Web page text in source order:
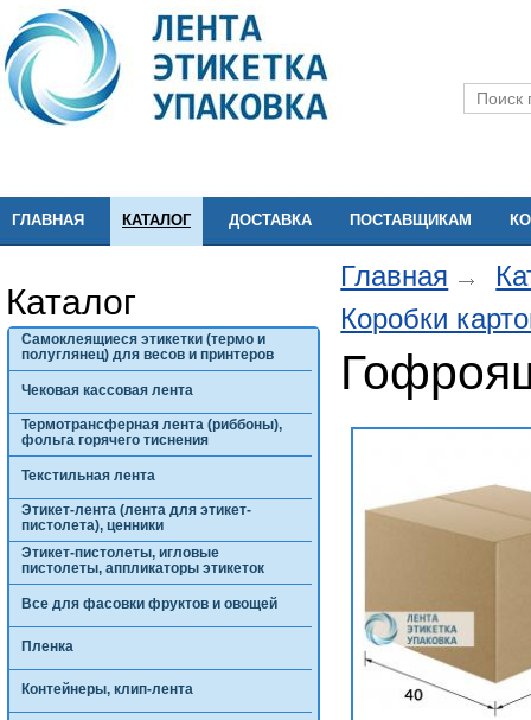
ГЛАВНАЯ КАТАЛОГ ДОСТАВКА ПОСТАВЩИКАМ
Каталог
Самоклеящиеся этикетки (термо и
полуглянец) для весов и принтеров
Чековая кассовая лента
Термотрансферная лента (риббоны),
фольга горячего тиснения
Текстильная лента
Этикет-лента (лента для этикет-
пистолета), ценники
Этикет-пистолеты, игловые
пистолеты, аппликаторы этикеток
Все для фасовки фруктов и овощей
Пленка
Контейнеры, клип-лента
Главная
Коробки